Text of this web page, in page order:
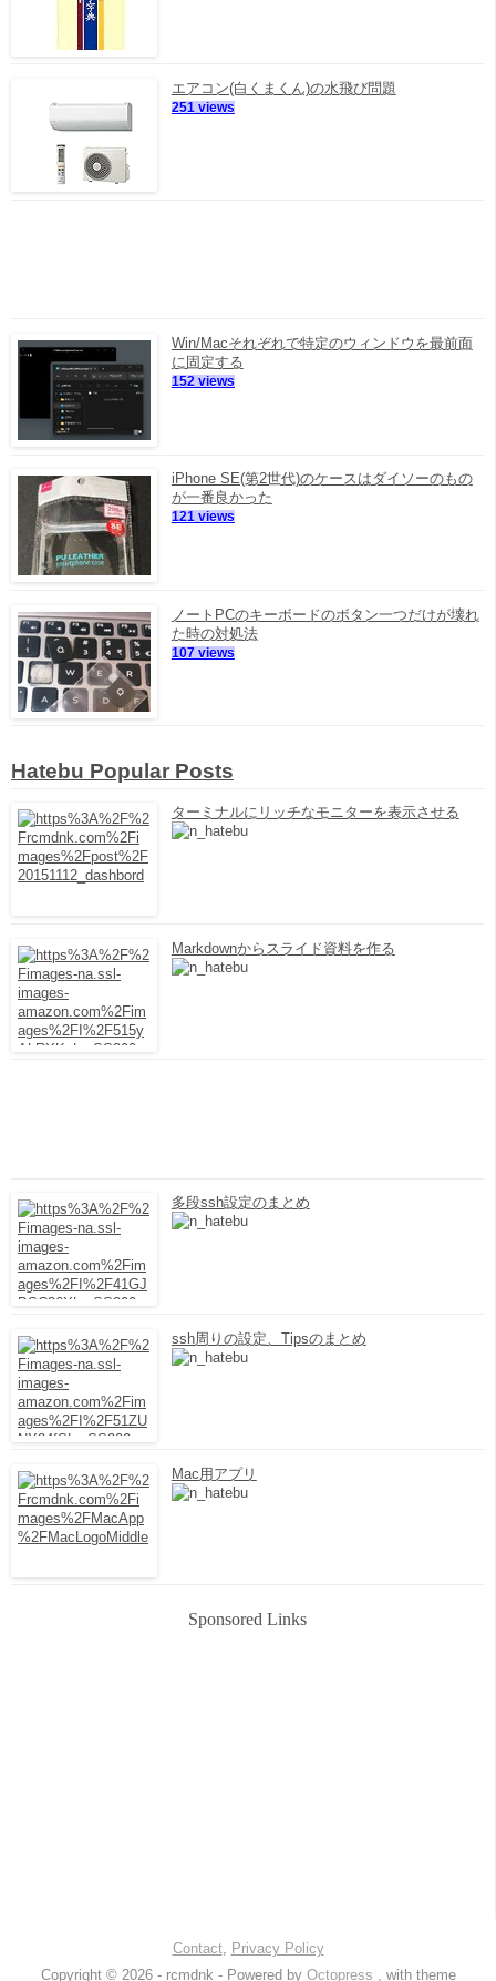
エアコン(白くまくん)の水飛び問題
251 views
Win/Macそれぞれで特定のウィンドウを最前面
に固定する
152 views
iPhone SE(第2世代)のケースはダイソーのもの
が一番良かった
121 views
ノートPCのキーボードのボタン一つだけが壊れ
た時の対処法
107 views
Hatebu Popular Posts
ターミナルにリッチなモニターを表示させる
Markdownからスライド資料を作る
多段ssh設定のまとめ
ssh周りの設定、Tipsのまとめ
Mac用アプリ
Sponsored Links
Contact, Privacy Policy
Copyright © 2026 - rcmdnk - Powered by Octopress , with theme